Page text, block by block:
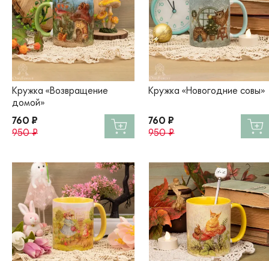
Кружка «Возвращение
домой»
760 ₽
950 ₽
Кружка «Новогодние совы»
760 ₽
950 ₽